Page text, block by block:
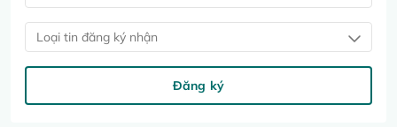
Loại tin đăng ký nhận
Đăng ký